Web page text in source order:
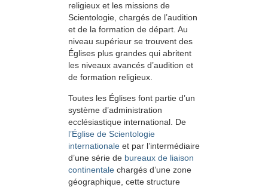
religieux et les missions de
Scientologie, chargés de l’audition
et de la formation de départ. Au
niveau supérieur se trouvent des
Églises plus grandes qui abritent
les niveaux avancés d’audition et
de formation religieux.
Toutes les Églises font partie d’un
système d’administration
ecclésiastique international. De
l’Église de Scientologie
internationale et par l’intermédiaire
d’une série de bureaux de liaison
continentale chargés d’une zone
géographique, cette structure